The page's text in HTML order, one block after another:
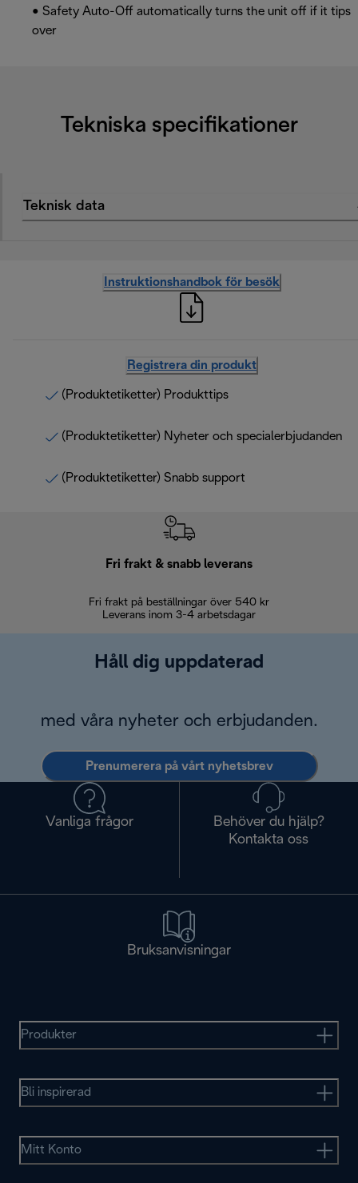
• Safety Auto-Off automatically turns the unit off if it tips
over
Tekniska specifikationer
Teknisk data
Instruktionshandbok för besök
Registrera din produkt
(Produktetiketter) Produkttips
(Produktetiketter) Nyheter och specialerbjudanden
(Produktetiketter) Snabb support
Fri frakt & snabb leverans
Fri frakt på beställningar över 540 kr
Leverans inom 3-4 arbetsdagar
Håll dig uppdaterad
med våra nyheter och erbjudanden.
Prenumerera på vårt nyhetsbrev
Vanliga frågor
Behöver du hjälp?
Kontakta oss
Bruksanvisningar
Produkter
Bli inspirerad
Mitt Konto